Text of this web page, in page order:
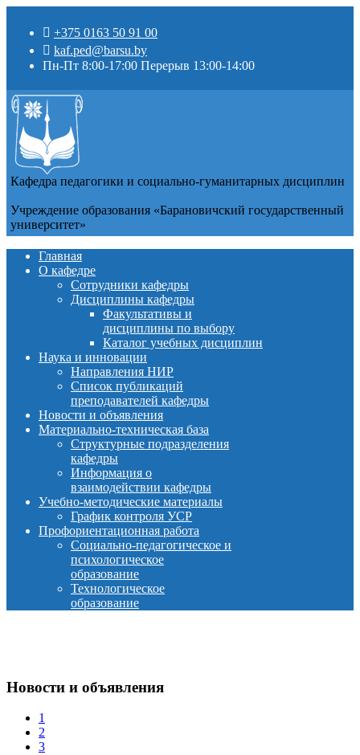
+375 0163 50 91 00
kaf.ped@barsu.by
Пн-Пт 8:00-17:00 Перерыв 13:00-14:00
Кафедра педагогики и социально-гуманитарных дисциплин
Учреждение образования «Барановичский государственный
университет»
Главная
О кафедре
Сотрудники кафедры
Дисциплины кафедры
Факультативы и
дисциплины по выбору
Каталог учебных дисциплин
Наука и инновации
Направления НИР
Список публикаций
преподавателей кафедры
Новости и объявления
Материально-техническая база
Структурные подразделения
кафедры
Информация о
взаимодействии кафедры
Учебно-методические материалы
График контроля УСР
Профориентационная работа
Социально-педагогическое и
психологическое
образование
Технологическое
образование
Новости и объявления
1
2
3